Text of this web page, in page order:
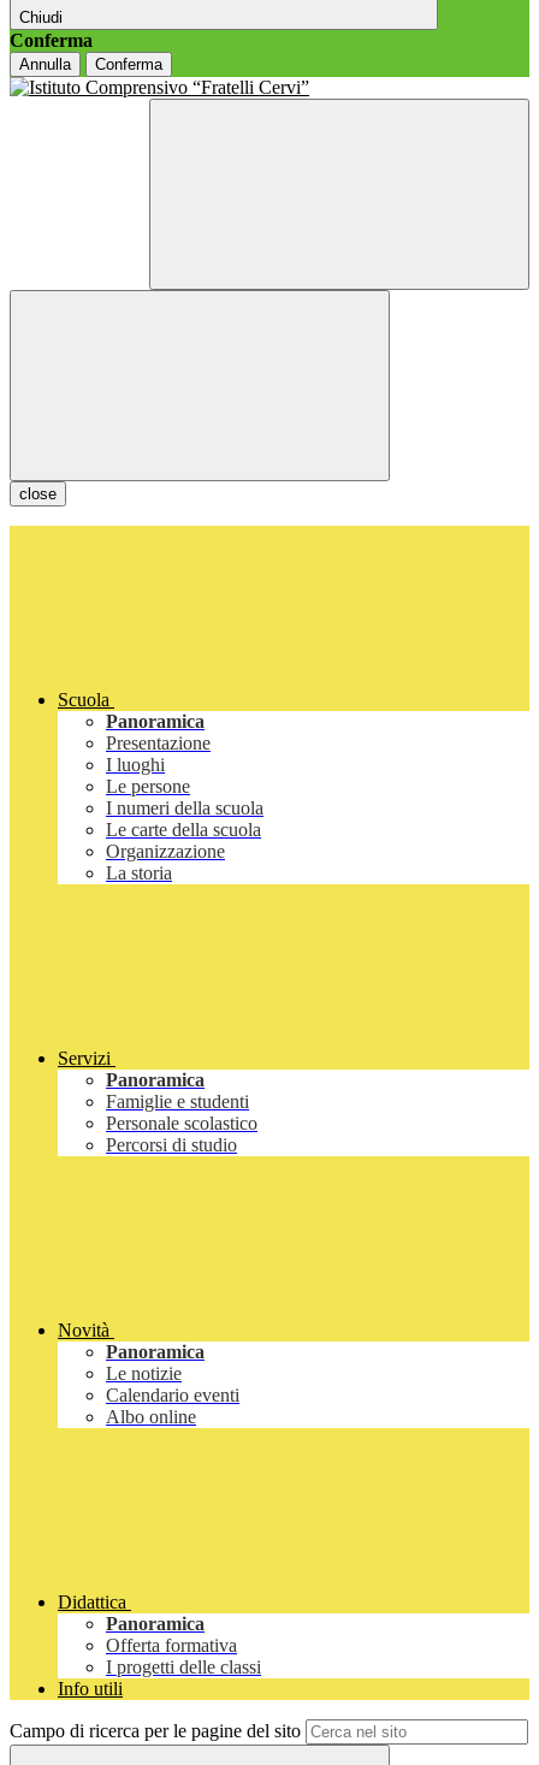
Chiudi
Conferma
Annulla Conferma
close
Scuola
Panoramica
Presentazione
I luoghi
Le persone
I numeri della scuola
Le carte della scuola
Organizzazione
La storia
Servizi
Panoramica
Famiglie e studenti
Personale scolastico
Percorsi di studio
Novità
Panoramica
Le notizie
Calendario eventi
Albo online
Didattica
Panoramica
Offerta formativa
I progetti delle classi
Info utili
Campo di ricerca per le pagine del sito